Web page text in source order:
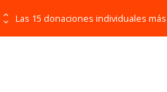
La historia detrás de los inventos que surgieron por accidente y cambiaron el mundo